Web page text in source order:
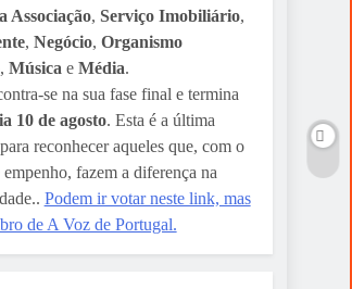
Associação, Serviço Imobiliário,
, Negócio, Organismo
, Música e Média.
se na sua fase final e termina
10 de agosto. Esta é a última
reconhecer aqueles que, com o
fazem a diferença na
Podem ir votar neste link, mas
de A Voz de Portugal.